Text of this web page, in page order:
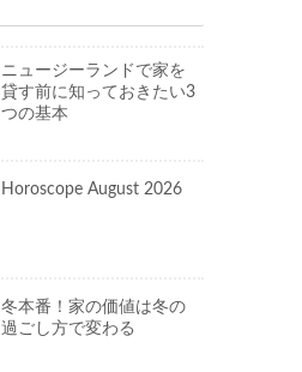
ニュージーランドで家を
貸す前に知っておきたい3
つの基本
Horoscope August 2026
冬本番！家の価値は冬の
過ごし方で変わる